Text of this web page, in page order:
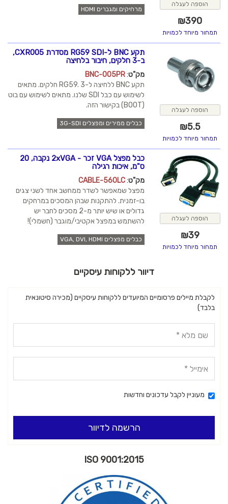
הוספה לעגלה
₪390
תמחור מיוחד לכמויות
מרחיקים ומגברים HDMI
הוספה לעגלה
₪5.5
תמחור מיוחד לכמויות
תקע BNC ל-RG59 SDI מסדרת CXR005,
ב-3 חלקים, חיבור בלחיצה
מק"ט:
BNC-005PR
תקע BNC ללחיצה ל-RG59. 3 חלקים. מתאים
לשימוש עם כבל SDI שלנו. מתאים לשימוש עם בוט
(BOOT) בקישור הזה.
כבלים ממירים ומפצלים 3G-SDI
הוספה לעגלה
₪39
תמחור מיוחד לכמויות
כבל מפצל VGA זכר - 2xVGA נקבה, 20
ס"מ, איכות רגילה
מק"ט:
CABLE-560LC
מפצל שמאפשר לשדר ממחשב אחד לשני צגים
בו-זמנית. להתקנות שבהן המסכים במרחקים
גדולים או שיש יותר מ-2 מסכים לחבר יש
להשתמש במפצל אקטיבי/מוגבר (חשמלי)!
כבלים מפצלים VGA, DVI, HDMI
דיוור ללקוחות עיסקיים
לקבלת מיילים פרסומיים המיועדים ללקוחות עיסקיים (מכירה סיטונאית
בלבד)
מעוניין לקבל עדכונים וחדשות
הרשמה לדיוור
ISO 9001:2015